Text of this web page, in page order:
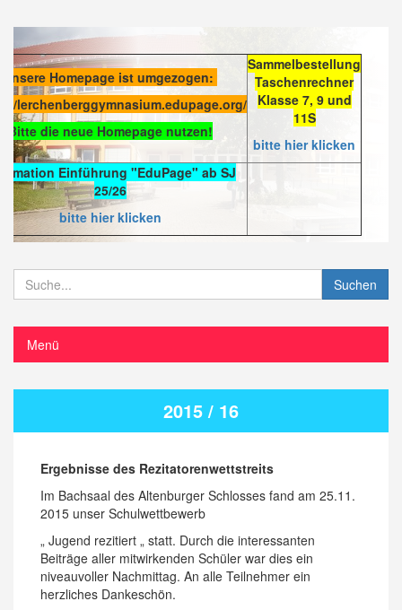
Unsere Homepage ist umgezogen:
lerchenberggymnasium.edupage.org/
Bitte die neue Homepage nutzen!
Sammelbestellung
Taschenrechner
Klasse 7, 9 und
11S
bitte hier klicken
Einführung "EduPage" ab SJ
25/26
bitte hier klicken
Suchen
Menü
2015 / 16
Ergebnisse des Rezitatorenwettstreits
Im Bachsaal des Altenburger Schlosses fand am 25.11.
2015 unser Schulwettbewerb
„ Jugend rezitiert „ statt. Durch die interessanten
Beiträge aller mitwirkenden Schüler war dies ein
niveauvoller Nachmittag. An alle Teilnehmer ein
herzliches Dankeschön.